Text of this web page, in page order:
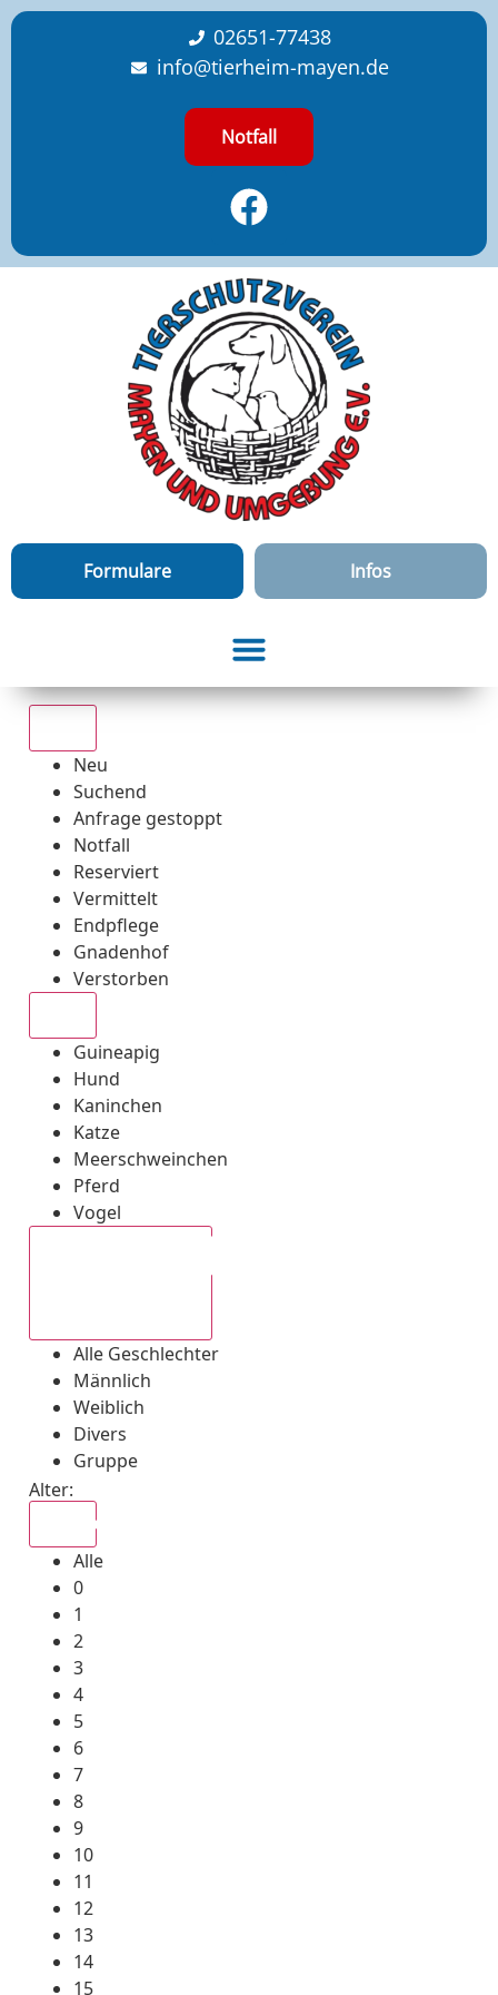
content
02651-77438
info@tierheim-mayen.de
Notfall
Formulare Infos
Neu
Suchend
Anfrage gestoppt
Notfall
Reserviert
Vermittelt
Endpflege
Gnadenhof
Verstorben
Guineapig
Hund
Kaninchen
Katze
Meerschweinchen
Pferd
Vogel
Alle Geschlechter
Männlich
Weiblich
Divers
Gruppe
Alter:
Alle
0
1
2
3
4
5
6
7
8
9
10
11
12
13
14
15